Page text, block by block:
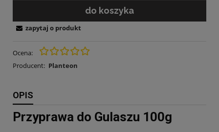
do koszyka
Ocena:
Producent: Planteon
zapytaj o produkt
OPIS
Przyprawa do Gulaszu 100g